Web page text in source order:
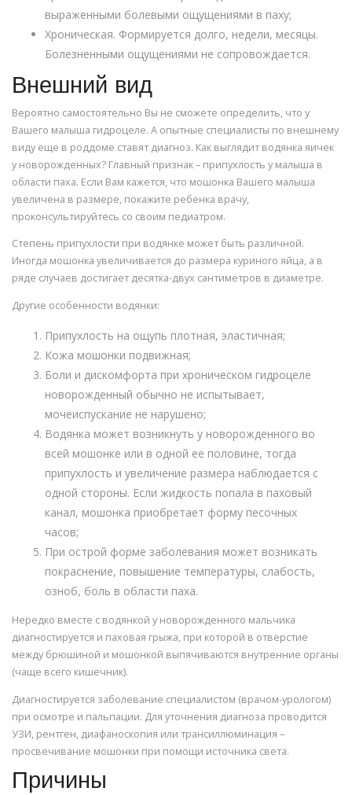
выраженными болевыми ощущениями в паху;
Хроническая. Формируется долго, недели, месяцы.
Болезненными ощущениями не сопровождается.
Внешний вид
Вероятно самостоятельно Вы не сможете определить, что у
Вашего малыша гидроцеле. А опытные специалисты по внешнему
виду еще в роддоме ставят диагноз. Как выглядит водянка яичек
у новорожденных? Главный признак – припухлость у малыша в
области паха. Если Вам кажется, что мошонка Вашего малыша
увеличена в размере, покажите ребенка врачу,
проконсультируйтесь со своим педиатром.
Степень припухлости при водянке может быть различной.
Иногда мошонка увеличивается до размера куриного яйца, а в
ряде случаев достигает десятка-двух сантиметров в диаметре.
Другие особенности водянки:
Припухлость на ощупь плотная, эластичная;
Кожа мошонки подвижная;
Боли и дискомфорта при хроническом гидроцеле
новорожденный обычно не испытывает,
мочеиспускание не нарушено;
Водянка может возникнуть у новорожденного во
всей мошонке или в одной ее половине, тогда
припухлость и увеличение размера наблюдается с
одной стороны. Если жидкость попала в паховый
канал, мошонка приобретает форму песочных
часов;
При острой форме заболевания может возникать
покраснение, повышение температуры, слабость,
озноб, боль в области паха.
Нередко вместе с водянкой у новорожденного мальчика
диагностируется и паховая грыжа, при которой в отверстие
между брюшиной и мошонкой выпячиваются внутренние органы
(чаще всего кишечник).
Диагностируется заболевание специалистом (врачом-урологом)
при осмотре и пальпации. Для уточнения диагноза проводится
УЗИ, рентген, диафаноскопия или трансиллюминация –
просвечивание мошонки при помощи источника света.
Причины